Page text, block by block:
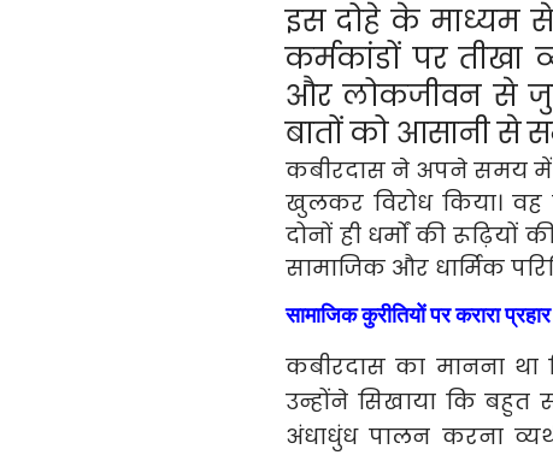
इस दोहे के माध्यम
कर्मकांडों पर तीखा
और लोकजीवन से
बातों को आसानी से
कबीरदास ने अपने समय में
खुलकर विरोध किया।
दोनों ही धर्मों की
सामाजिक और धार्मिक
सामाजिक कुरीतियों पर करारा प्रहार
कबीरदास का मानना था
उन्होंने सिखाया कि बहुत
अंधाधुंध पालन करना